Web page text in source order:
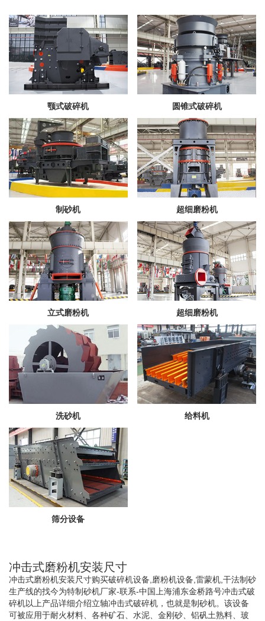
颚式破碎机 圆锥式破碎机
制砂机 超细磨粉机
立式磨粉机 超细磨粉机
洗砂机 给料机
筛分设备
冲击式磨粉机安装尺寸
冲击式磨粉机安装尺寸购买破碎机设备,磨粉机设备,雷蒙机,干法制砂
生产线的找今为特制砂机厂家-联系-中国上海浦东金桥路号冲击式破
碎机以上产品详细介绍立轴冲击式破碎机，也就是制砂机。该设备
可被应用于耐火材料、各种矿石、水泥、金刚砂、铝矾土熟料、玻